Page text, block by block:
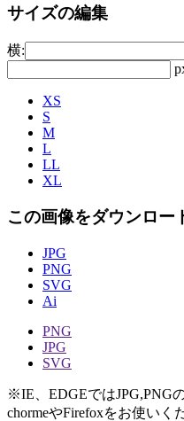
サイズの編集
横:
XS
S
M
L
LL
XL
この画像をダウンロー
JPG
PNG
SVG
Ai
PNG
JPG
SVG
※IE、EDGEではJPG,PNG
chormeやFirefoxをお使いく